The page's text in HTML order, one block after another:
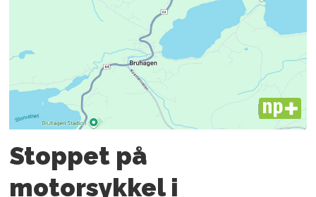
PLUS
Stoppet på
motorsykkel i